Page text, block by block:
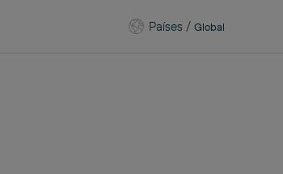
Países /Global